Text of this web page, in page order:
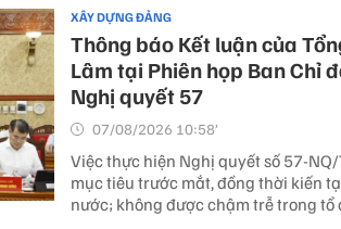
XÂY DỰNG ĐẢNG
Thông báo Kết luận của
Lâm tại Phiên họp Ban Chỉ
Nghị quyết 57
07/08/2026 10:58’
Việc thực hiện Nghị quyết số 57-
mục tiêu trước mắt, đồng thời kiến
nước; không được chậm trễ trong tổ